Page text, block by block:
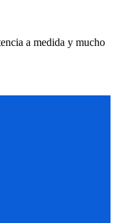
a medida y mucho